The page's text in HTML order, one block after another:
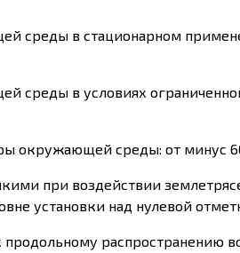
среды в стационарном
среды в условиях
окружающей среды: от минус
при воздействии
установки над нулевой
распространению